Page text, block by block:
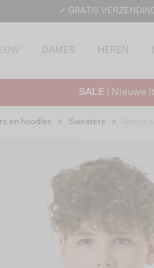
✓ GRATIS
DAMES HEREN
SALE | Nieuwe
en hoodies > Sweaters >